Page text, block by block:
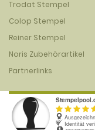
Trodat Stempel
Colop Stempel
Reiner Stempel
Noris Zubehörartikel
Partnerlinks